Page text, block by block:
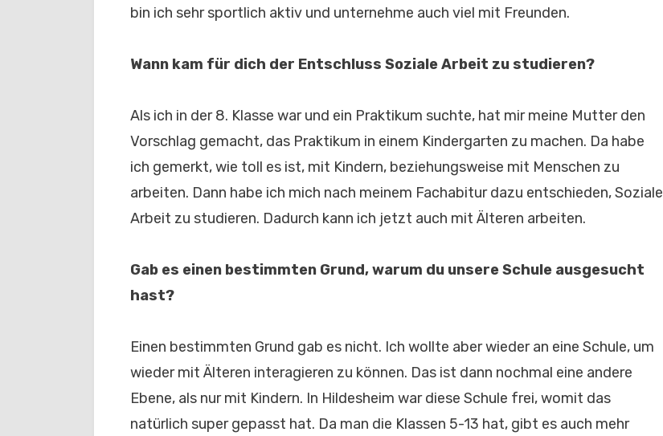
bin ich sehr sportlich aktiv und unternehme auch viel mit Freunden.
Wann kam für dich der Entschluss Soziale Arbeit zu studieren?
Als ich in der 8. Klasse war und ein Praktikum suchte, hat mir meine Mutter den
Vorschlag gemacht, das Praktikum in einem Kindergarten zu machen. Da habe
ich gemerkt, wie toll es ist, mit Kindern, beziehungsweise mit Menschen zu
arbeiten. Dann habe ich mich nach meinem Fachabitur dazu entschieden, Soziale
Arbeit zu studieren. Dadurch kann ich jetzt auch mit Älteren arbeiten.
Gab es einen bestimmten Grund, warum du unsere Schule ausgesucht
hast?
Einen bestimmten Grund gab es nicht. Ich wollte aber wieder an eine Schule, um
wieder mit Älteren interagieren zu können. Das ist dann nochmal eine andere
Ebene, als nur mit Kindern. In Hildesheim war diese Schule frei, womit das
natürlich super gepasst hat. Da man die Klassen 5-13 hat, gibt es auch mehr